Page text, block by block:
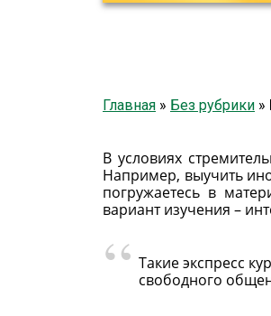
Главная » Без рубрики »
В условиях
Например, выучить
погружаетесь в
вариант изучения –
Такие экспресс
свободного